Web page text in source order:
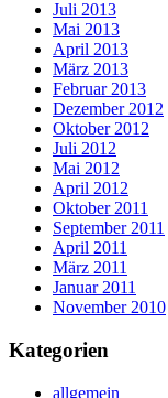
Juli 2013
Mai 2013
April 2013
März 2013
Februar 2013
Dezember 2012
Oktober 2012
Juli 2012
Mai 2012
April 2012
Oktober 2011
September 2011
April 2011
März 2011
Januar 2011
November 2010
Kategorien
allgemein